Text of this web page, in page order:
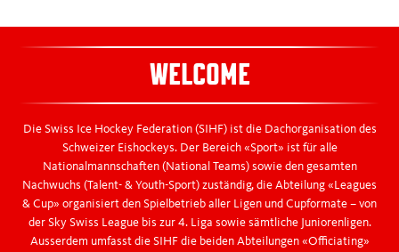
WELCOME
Die Swiss Ice Hockey Federation (SIHF) ist die Dachorganisation des
Schweizer Eishockeys. Der Bereich «Sport» ist für alle
Nationalmannschaften (National Teams) sowie den gesamten
Nachwuchs (Talent- & Youth-Sport) zuständig, die Abteilung «Leagues
& Cup» organisiert den Spielbetrieb aller Ligen und Cupformate – von
der Sky Swiss League bis zur 4. Liga sowie sämtliche Juniorenligen.
Ausserdem umfasst die SIHF die beiden Abteilungen «Officiating»